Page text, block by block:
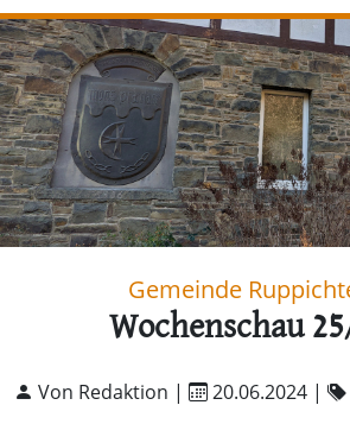
Gemeinde
Wochenschau
Von Redaktion | 20.06.2024 |